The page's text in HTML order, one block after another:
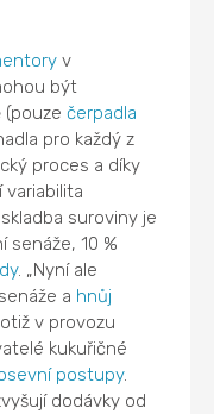
v
být
(pouzečerpadla
pro každý z
proces a díky
variabilita
suroviny je
senáže, 10 %
. „Nyní ale
a hnůj
v provozu
kukuřičné
postupy.
dodávky od